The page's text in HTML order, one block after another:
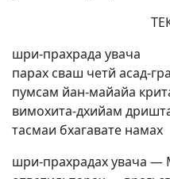
шри-прахрада увача
парах сваш четй асад-
пумсам йан-майайа
вимохита-дхийам
тасмаи бхагавате намах
шри-прахрадах увача —